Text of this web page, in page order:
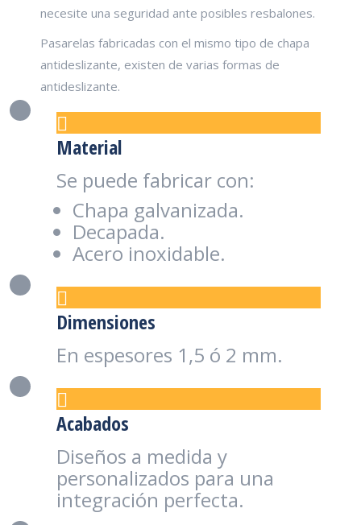
necesite una seguridad ante posibles resbalones.
Pasarelas fabricadas con el mismo tipo de chapa
antideslizante, existen de varias formas de
antideslizante.
Material
Se puede fabricar con:
Chapa galvanizada.
Decapada.
Acero inoxidable.
Dimensiones
En espesores 1,5 ó 2 mm.
Acabados
Diseños a medida y
personalizados para una
integración perfecta.